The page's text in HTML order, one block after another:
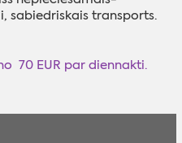
sabiedriskais transports.
70 EUR par diennakti.